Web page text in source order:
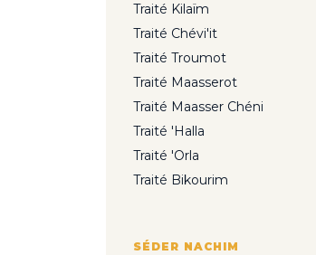
Traité Kilaïm
Traité Chévi'it
Traité Troumot
Traité Maasserot
Traité Maasser Chéni
Traité 'Halla
Traité 'Orla
Traité Bikourim
SÉDER NACHIM